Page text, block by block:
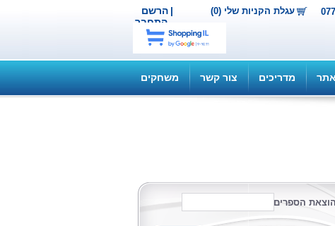
הרשם |
התחבר
עגלת הקניות שלי (0)
מדריכים צור קשר משחקים
הספרים